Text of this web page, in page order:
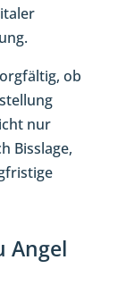
ob
nur
Bisslage,
Angel